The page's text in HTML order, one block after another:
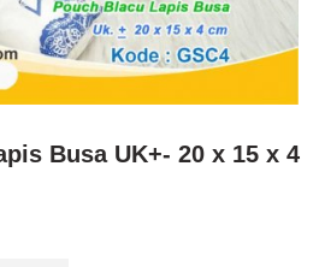
Busa UK+- 20 x 15 x 4